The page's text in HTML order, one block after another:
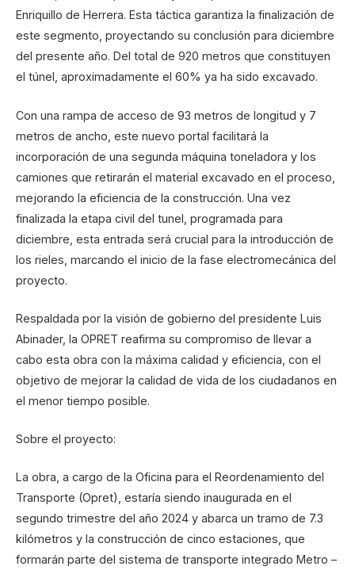
Enriquillo de Herrera. Esta táctica garantiza la finalización de
este segmento, proyectando su conclusión para diciembre
del presente año. Del total de 920 metros que constituyen
el túnel, aproximadamente el 60% ya ha sido excavado.
Con una rampa de acceso de 93 metros de longitud y 7
metros de ancho, este nuevo portal facilitará la
incorporación de una segunda máquina toneladora y los
camiones que retirarán el material excavado en el proceso,
mejorando la eficiencia de la construcción. Una vez
finalizada la etapa civil del tunel, programada para
diciembre, esta entrada será crucial para la introducción de
los rieles, marcando el inicio de la fase electromecánica del
proyecto.
Respaldada por la visión de gobierno del presidente Luis
Abinader, la OPRET reafirma su compromiso de llevar a
cabo esta obra con la máxima calidad y eficiencia, con el
objetivo de mejorar la calidad de vida de los ciudadanos en
el menor tiempo posible.
Sobre el proyecto:
La obra, a cargo de la Oficina para el Reordenamiento del
Transporte (Opret), estaría siendo inaugurada en el
segundo trimestre del año 2024 y abarca un tramo de 7.3
kilómetros y la construcción de cinco estaciones, que
formarán parte del sistema de transporte integrado Metro –